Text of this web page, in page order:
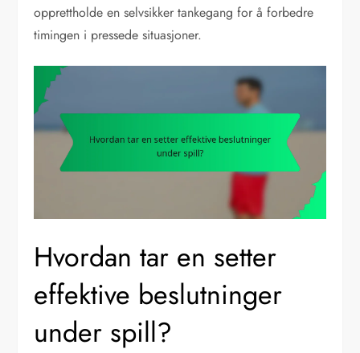
opprettholde en selvsikker tankegang for å forbedre
timingen i pressede situasjoner.
Hvordan tar en setter
effektive beslutninger
under spill?